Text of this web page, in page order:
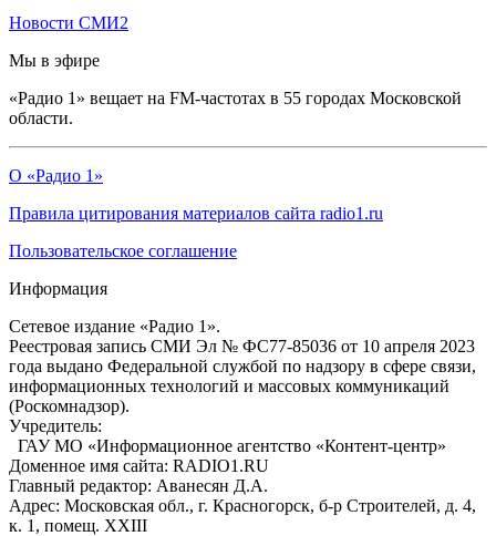
Новости СМИ2
Мы в эфире
«Радио 1» вещает на FM-частотах в 55 городах Московской
области.
О «Радио 1»
Правила цитирования материалов сайта radio1.ru
Пользовательское соглашение
Информация
Сетевое издание «Радио 1».
Реестровая запись СМИ Эл № ФС77-85036 от 10 апреля 2023
года выдано Федеральной службой по надзору в сфере связи,
информационных технологий и массовых коммуникаций
(Роскомнадзор).
Учредитель:
ГАУ МО «Информационное агентство «Контент-центр»
Доменное имя сайта: RADIO1.RU
Главный редактор: Аванесян Д.А.
Адрес: Московская обл., г. Красногорск, б-р Строителей, д. 4,
к. 1, помещ. XXIII